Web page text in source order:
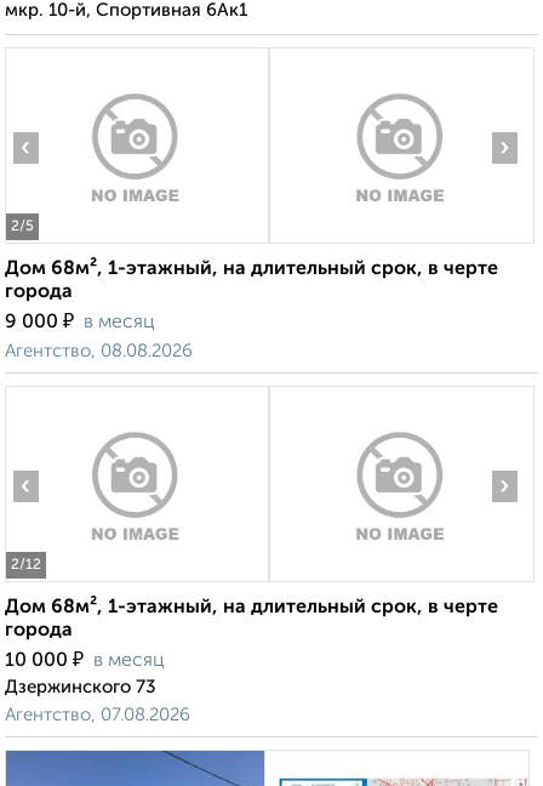
мкр. 10-й, Спортивная 6Ак1
2/5
‹ ›
Дом 68м², 1-этажный, на длительный срок, в черте
города
9 000 ₽ в месяц
Агентство, 08.08.2026
2/12
‹ ›
Дом 68м², 1-этажный, на длительный срок, в черте
города
10 000 ₽ в месяц
Дзержинского 73
Агентство, 07.08.2026